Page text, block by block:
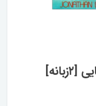
کتاب جاناتان مرغ دریایی [۲زبانه]